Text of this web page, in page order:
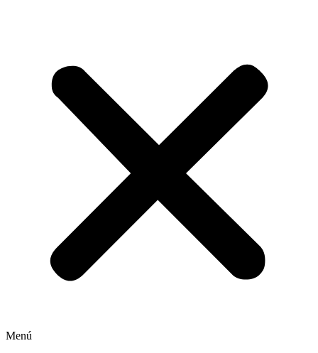
Menú